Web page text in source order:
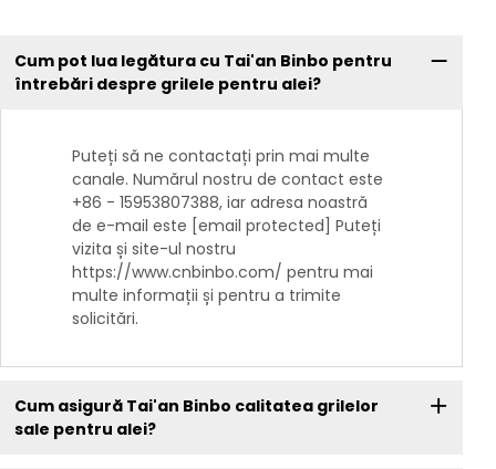
Cum pot lua legătura cu Tai'an Binbo pentru
întrebări despre grilele pentru alei?
Puteți să ne contactați prin mai multe
canale. Numărul nostru de contact este
+86 - 15953807388, iar adresa noastră
de e-mail este [email protected] Puteți
vizita și site-ul nostru
https://www.cnbinbo.com/ pentru mai
multe informații și pentru a trimite
solicitări.
Cum asigură Tai'an Binbo calitatea grilelor
sale pentru alei?